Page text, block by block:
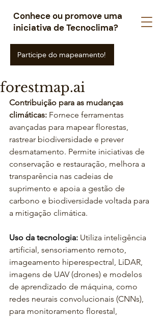
Conhece ou promove uma
iniciativa de Tecnoclima?
Participe do mapeamento!
forestmap.ai
Contribuição para as mudanças
climáticas: Fornece ferramentas
avançadas para mapear florestas,
rastrear biodiversidade e prever
desmatamento. Permite iniciativas de
conservação e restauração, melhora a
transparência nas cadeias de
suprimento e apoia a gestão de
carbono e biodiversidade voltada para
a mitigação climática.
Uso da tecnologia: Utiliza inteligência
artificial, sensoriamento remoto,
imageamento hiperespectral, LiDAR,
imagens de UAV (drones) e modelos
de aprendizado de máquina, como
redes neurais convolucionais (CNNs),
para monitoramento florestal,